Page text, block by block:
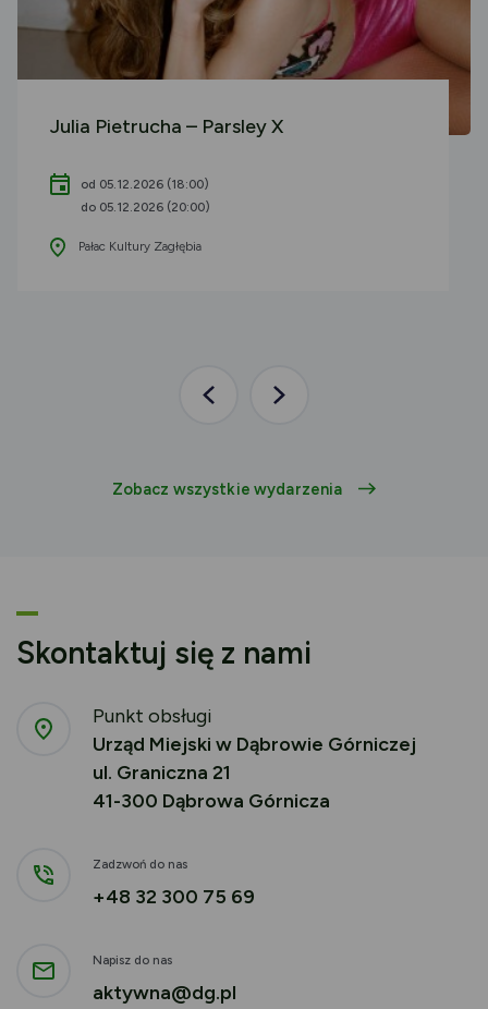
Julia Pietrucha – Parsley X
od 05.12.2026 (18:00)
do 05.12.2026 (20:00)
Pałac Kultury Zagłębia
PoprzedniaNastępna
Zobacz wszystkie wydarzenia
Skontaktuj się z nami
Punkt obsługi
Urząd Miejski w Dąbrowie Górniczej
ul. Graniczna 21
41-300 Dąbrowa Górnicza
Zadzwoń do nas
+48 32 300 75 69
Napisz do nas
aktywna@dg.pl